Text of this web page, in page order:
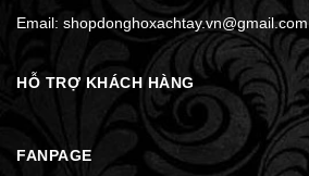
Email: shopdonghoxachtay.vn@gmail.com
HỖ TRỢ KHÁCH HÀNG
FANPAGE